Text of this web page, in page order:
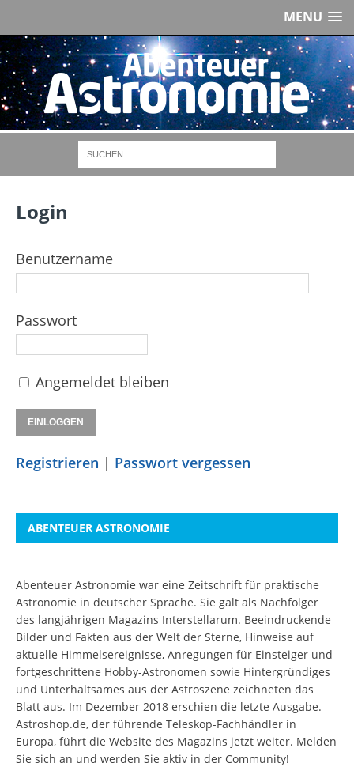
MENU
Login
Benutzername
Passwort
Angemeldet bleiben
Registrieren | Passwort vergessen
ABENTEUER ASTRONOMIE
Abenteuer Astronomie war eine Zeitschrift für praktische
Astronomie in deutscher Sprache. Sie galt als Nachfolger
des langjährigen Magazins Interstellarum. Beeindruckende
Bilder und Fakten aus der Welt der Sterne, Hinweise auf
aktuelle Himmelsereignisse, Anregungen für Einsteiger und
fortgeschrittene Hobby-Astronomen sowie Hintergründiges
und Unterhaltsames aus der Astroszene zeichneten das
Blatt aus. Im Dezember 2018 erschien die letzte Ausgabe.
Astroshop.de, der führende Teleskop-Fachhändler in
Europa, führt die Website des Magazins jetzt weiter. Melden
Sie sich an und werden Sie aktiv in der Community!